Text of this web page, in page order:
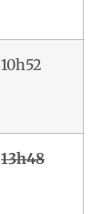
10h52
13h48